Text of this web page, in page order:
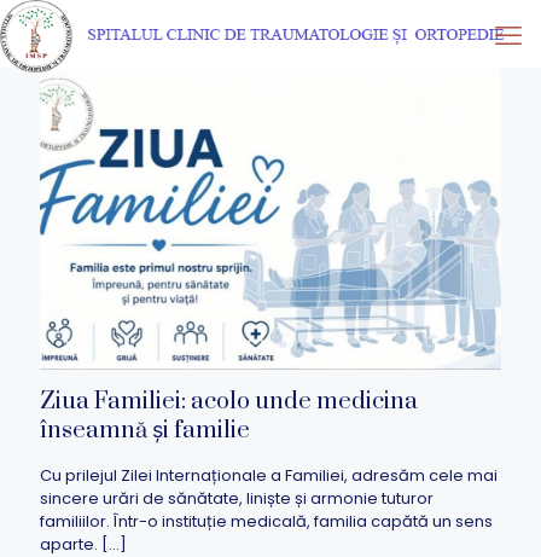
Ziua Familiei: acolo unde medicina
înseamnă și familie
Cu prilejul Zilei Internaționale a Familiei, adresăm cele mai
sincere urări de sănătate, liniște și armonie tuturor
familiilor. Într-o instituție medicală, familia capătă un sens
aparte. […]